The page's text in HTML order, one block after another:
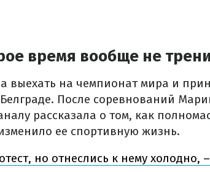
время вообще не
выехать на чемпионат мира и
После соревнований
рассказала о том, как
ее спортивную жизнь.
но отнеслись к нему холодно,